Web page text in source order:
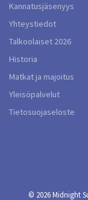
Kannatusjäsenyys
Yhteystiedot
Talkoolaiset 2026
Historia
Matkat ja majoitus
Yleisöpalvelut
Tietosuojaseloste
© 2026Midnight